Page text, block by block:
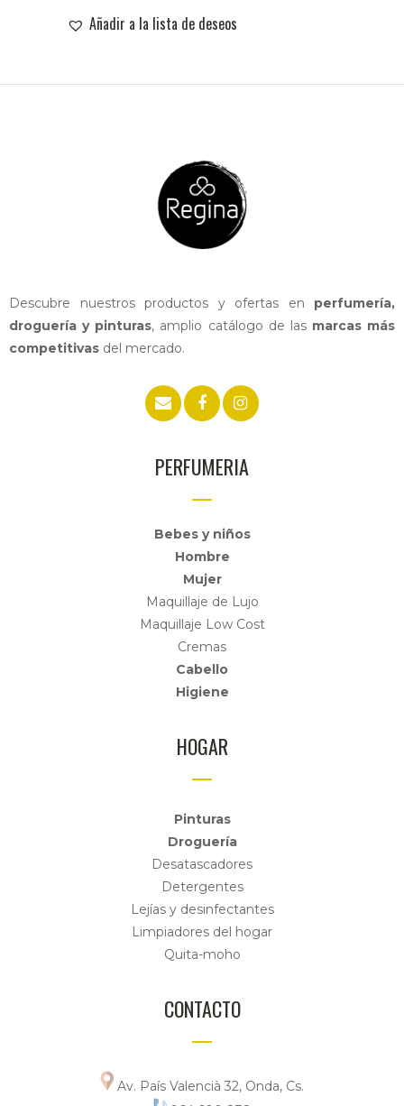
WAS:
3,55 €.
Añadir a la lista de deseos
Descubre nuestros productos y ofertas en perfumería,
droguería y pinturas, amplio catálogo de las marcas más
competitivas del mercado.
PERFUMERIA
Bebes y niños
Hombre
Mujer
Maquillaje de Lujo
Maquillaje Low Cost
Cremas
Cabello
Higiene
HOGAR
Pinturas
Droguería
Desatascadores
Detergentes
Lejías y desinfectantes
Limpiadores del hogar
Quita-moho
CONTACTO
Av. País Valencià 32, Onda, Cs.